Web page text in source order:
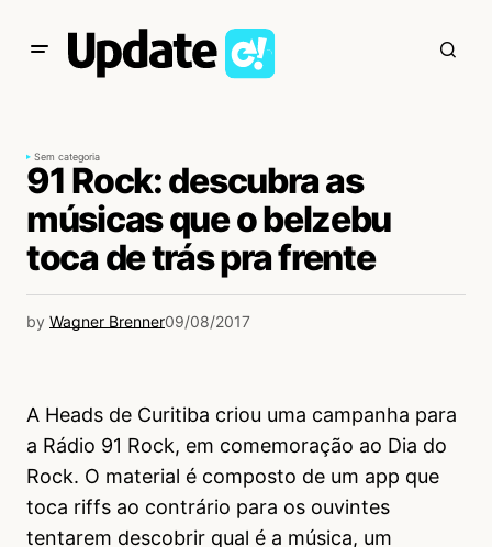
Sem categoria
91 Rock: descubra as
músicas que o belzebu
toca de trás pra frente
by Wagner Brenner09/08/2017
A Heads de Curitiba criou uma campanha para
a Rádio 91 Rock, em comemoração ao Dia do
Rock. O material é composto de um app que
toca riffs ao contrário para os ouvintes
tentarem descobrir qual é a música, um